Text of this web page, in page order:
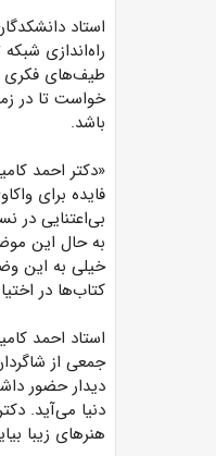
استاد
راه‌اندازی
طیف‌های فکری
خواست تا در
باشد.
«دکتر احمد
فایده برای
بی‌اعتنایی در
به حال این
خیلی به این
کتاب‌ها در
استاد احمد
جمعی از
دیدار حضور
دنیا می‌آید.
هنرهای زیبا